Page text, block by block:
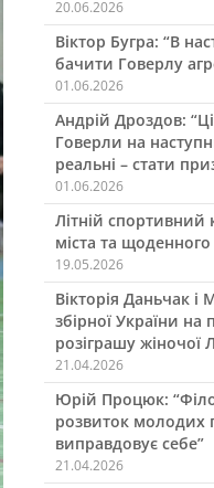
20.06.2026
Віктор Бугра: “В
бачити Говерлу
01.06.2026
Андрій Дроздов:
Говерли на
реальні – стати
01.06.2026
Літній
міста та
19.05.2026
Вікторія Даньчак і
збірної України на
розіграшу жіночої
21.04.2026
Юрій Процюк:
розвиток молодих
виправдовує себе”
21.04.2026